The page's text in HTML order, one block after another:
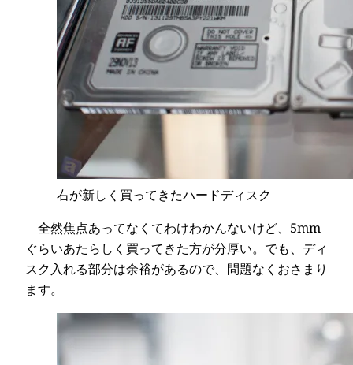
右が新しく買ってきたハードディスク
全然焦点あってなくてわけわかんないけど、5mm
ぐらいあたらしく買ってきた方が分厚い。でも、ディ
スク入れる部分は余裕があるので、問題なくおさまり
ます。